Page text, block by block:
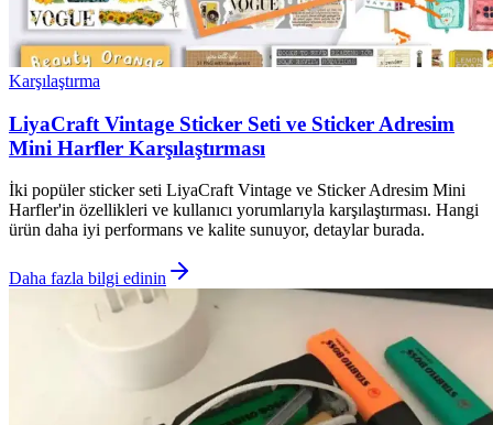
Karşılaştırma
LiyaCraft Vintage Sticker Seti ve Sticker Adresim
Mini Harfler Karşılaştırması
İki popüler sticker seti LiyaCraft Vintage ve Sticker Adresim Mini
Harfler'in özellikleri ve kullanıcı yorumlarıyla karşılaştırması. Hangi
ürün daha iyi performans ve kalite sunuyor, detaylar burada.
Daha fazla bilgi edinin